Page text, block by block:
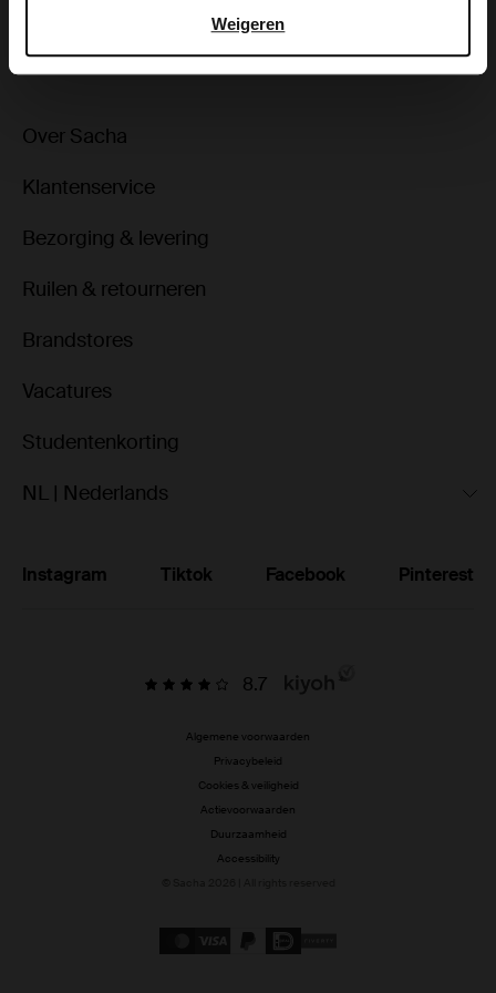
Weigeren
Over Sacha
Klantenservice
Bezorging & levering
Ruilen & retourneren
Brandstores
Vacatures
Studentenkorting
NL | Nederlands
Instagram Tiktok Facebook Pinterest
8.7
Algemene voorwaarden
Privacybeleid
Cookies & veiligheid
Actievoorwaarden
Duurzaamheid
Accessibility